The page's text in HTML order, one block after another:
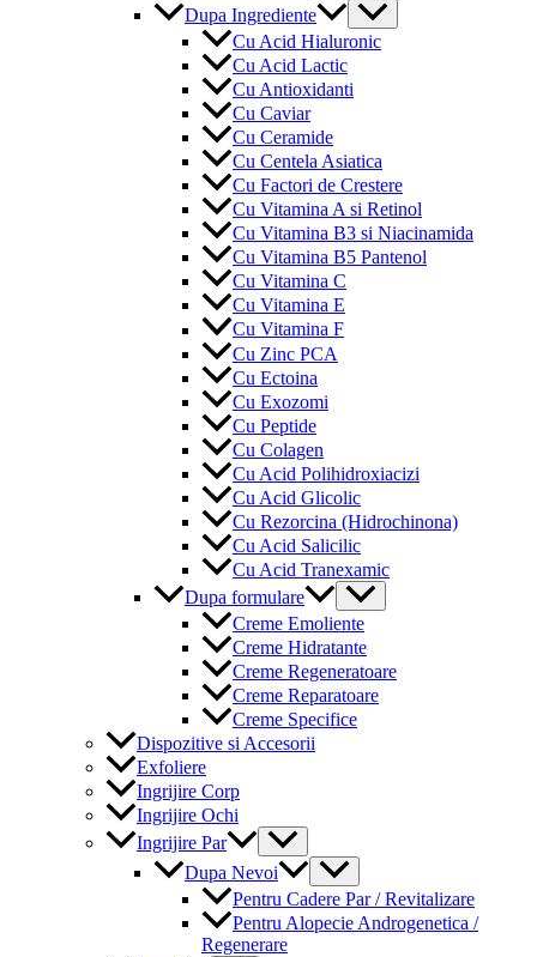
Dupa Ingrediente
Menu
Toggle
Cu Acid Hialuronic
Cu Acid Lactic
Cu Antioxidanti
Cu Caviar
Cu Ceramide
Cu Centela Asiatica
Cu Factori de Crestere
Cu Vitamina A si Retinol
Cu Vitamina B3 si Niacinamida
Cu Vitamina B5 Pantenol
Cu Vitamina C
Cu Vitamina E
Cu Vitamina F
Cu Zinc PCA
Cu Ectoina
Cu Exozomi
Cu Peptide
Cu Colagen
Cu Acid Polihidroxiacizi
Cu Acid Glicolic
Cu Rezorcina (Hidrochinona)
Cu Acid Salicilic
Cu Acid Tranexamic
Dupa formulare
Menu
Toggle
Creme Emoliente
Creme Hidratante
Creme Regeneratoare
Creme Reparatoare
Creme Specifice
Dispozitive si Accesorii
Exfoliere
Ingrijire Corp
Ingrijire Ochi
Ingrijire Par
Menu
Toggle
Dupa Nevoi
Menu
Toggle
Pentru Cadere Par / Revitalizare
Pentru Alopecie Androgenetica /
Regenerare